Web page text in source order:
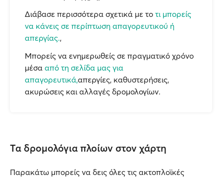
Διάβασε περισσότερα σχετικά με το τι μπορείς
να κάνεις σε περίπτωση απαγορευτικού ή
απεργίας.,
Μπορείς να ενημερωθείς σε πραγματικό χρόνο
μέσα από τη σελίδα μας για
απαγορευτικά,απεργίες, καθυστερήσεις,
ακυρώσεις και αλλαγές δρομολογίων.
Τα δρομολόγια πλοίων στον χάρτη
Παρακάτω μπορείς να δεις όλες τις ακτοπλοϊκές